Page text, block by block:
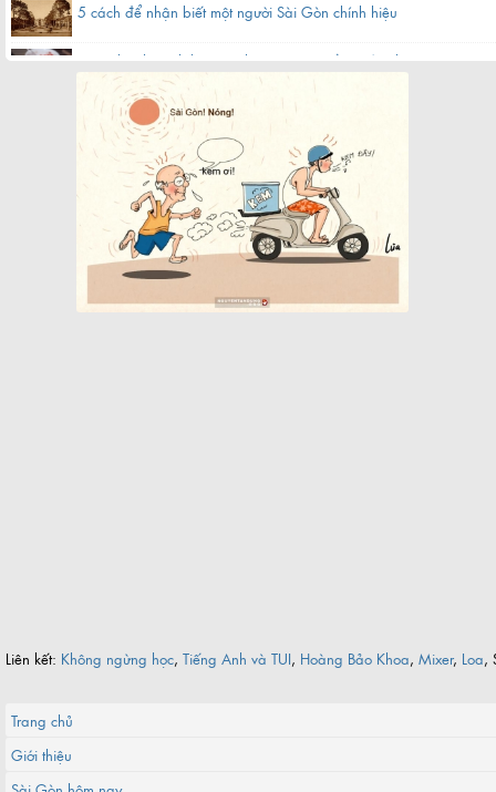
5 cách để nhận biết một người Sài Gòn chính hiệu
Hàng bánh canh bột gạo hơn 60 năm nằm gần chợ ở Sài Gòn
Quán cà phê bạc màu hơn nửa thế kỷ giữa lòng Sài Gòn
Chợ Bến Thành xưa tên thiệt là gì?
Khách sạn nổi 5 sao biểu tượng một thời của Sài Gòn
Cụ bà làm cửu vạn ở chợ đầu mối Sài Gòn
Liên kết: Không ngừng học, Tiếng Anh và TUI, Hoàng Bảo Khoa, Mixer, Loa,
Trang chủ
Giới thiệu